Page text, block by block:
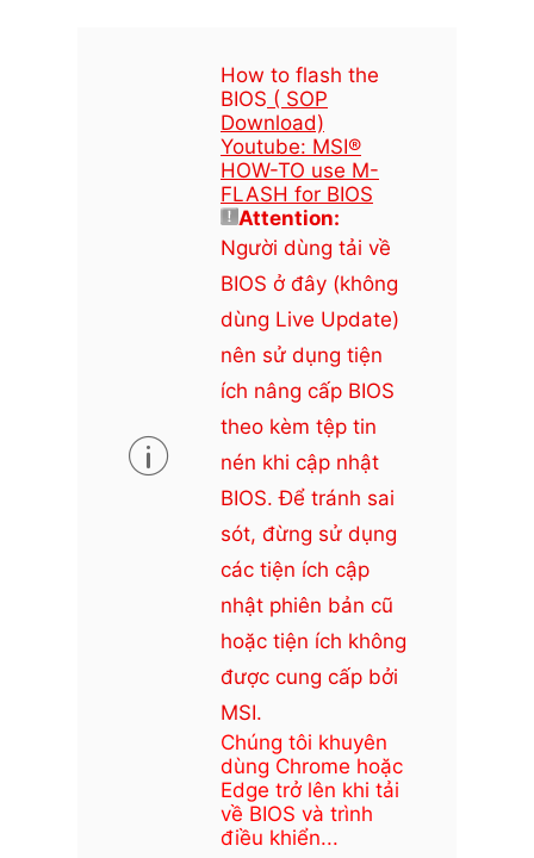
How to flash the
BIOS ( SOP
Download)
Youtube: MSI®
HOW-TO use M-
FLASH for BIOS
Attention:
Người dùng tải về
BIOS ở đây (không
dùng Live Update)
nên sử dụng tiện
ích nâng cấp BIOS
theo kèm tệp tin
nén khi cập nhật
BIOS. Để tránh sai
sót, đừng sử dụng
các tiện ích cập
nhật phiên bản cũ
hoặc tiện ích không
được cung cấp bởi
MSI.
Chúng tôi khuyên
dùng Chrome hoặc
Edge trở lên khi tải
về BIOS và trình
điều khiển...